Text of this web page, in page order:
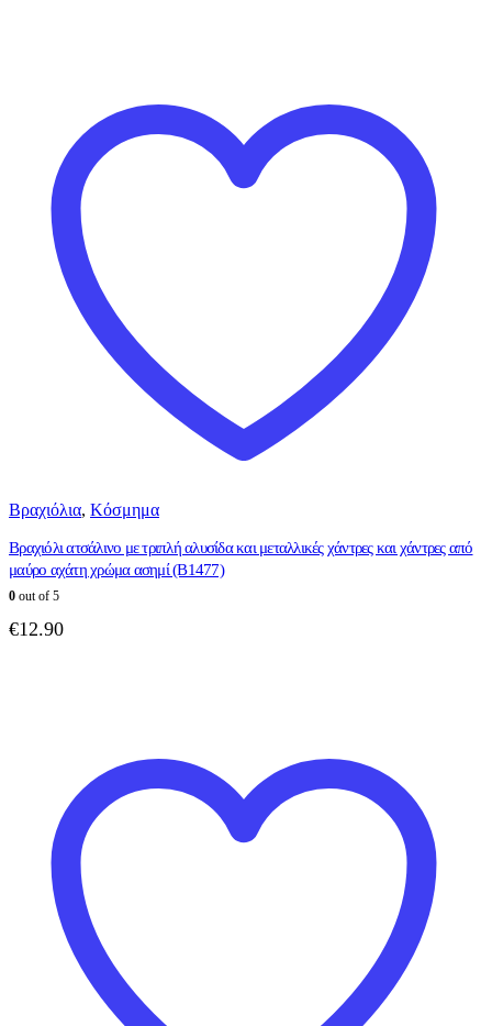
Βραχιόλια, Κόσμημα
Βραχιόλι ατσάλινο με τριπλή αλυσίδα και μεταλλικές χάντρες και χάντρες από
μαύρο αχάτη χρώμα ασημί (B1477)
0 out of 5
€12.90